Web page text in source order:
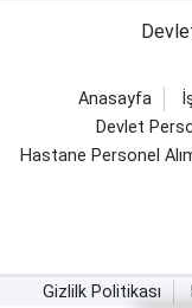
Anasayfa
Devlet
Hastane Personel
Gizlilk Politikası